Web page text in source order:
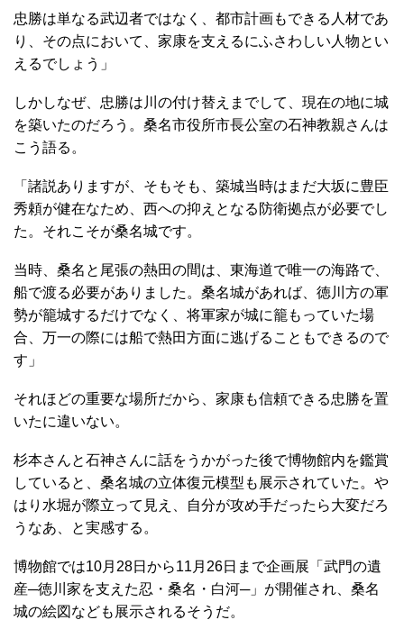
忠勝は単なる武辺者ではなく、都市計画もできる人材であ
り、その点において、家康を支えるにふさわしい人物とい
えるでしょう」
しかしなぜ、忠勝は川の付け替えまでして、現在の地に城
を築いたのだろう。桑名市役所市長公室の石神教親さんは
こう語る。
「諸説ありますが、そもそも、築城当時はまだ大坂に豊臣
秀頼が健在なため、西への抑えとなる防衛拠点が必要でし
た。それこそが桑名城です。
当時、桑名と尾張の熱田の間は、東海道で唯一の海路で、
船で渡る必要がありました。桑名城があれば、徳川方の軍
勢が籠城するだけでなく、将軍家が城に籠もっていた場
合、万一の際には船で熱田方面に逃げることもできるので
す」
それほどの重要な場所だから、家康も信頼できる忠勝を置
いたに違いない。
杉本さんと石神さんに話をうかがった後で博物館内を鑑賞
していると、桑名城の立体復元模型も展示されていた。や
はり水堀が際立って見え、自分が攻め手だったら大変だろ
うなあ、と実感する。
博物館では10月28日から11月26日まで企画展「武門の遺
産─徳川家を支えた忍・桑名・白河─」が開催され、桑名
城の絵図なども展示されるそうだ。